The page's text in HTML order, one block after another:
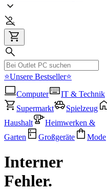
⭐Unsere Bestseller⭐
Computer
IT & Technik
Supermarkt
Spielzeug
Haushalt
Heimwerken &
Garten
Großgeräte Mode
Interner
Fehler.